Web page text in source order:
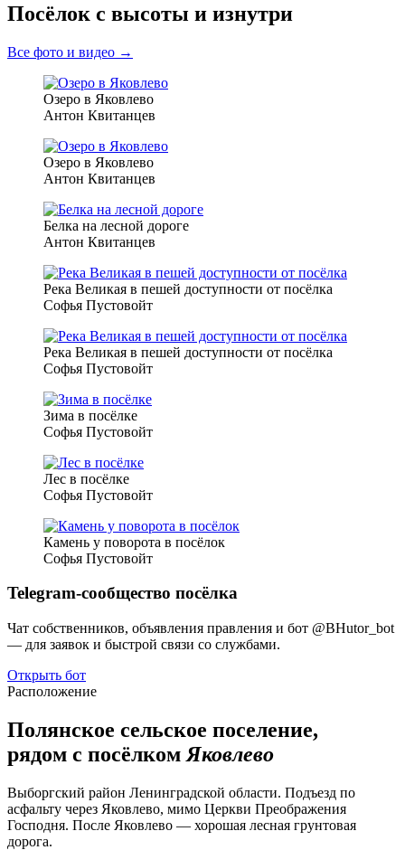
Посёлок с высоты и изнутри
Все фото и видео →
Озеро в Яковлево
Антон Квитанцев
Озеро в Яковлево
Антон Квитанцев
Белка на лесной дороге
Антон Квитанцев
Река Великая в пешей доступности от посёлка
Софья Пустовойт
Река Великая в пешей доступности от посёлка
Софья Пустовойт
Зима в посёлке
Софья Пустовойт
Лес в посёлке
Софья Пустовойт
Камень у поворота в посёлок
Софья Пустовойт
Telegram-сообщество посёлка
Чат собственников, объявления правления и бот @BHutor_bot
— для заявок и быстрой связи со службами.
Открыть бот
Расположение
Полянское сельское поселение,
рядом с посёлком Яковлево
Выборгский район Ленинградской области. Подъезд по
асфальту через Яковлево, мимо Церкви Преображения
Господня. После Яковлево — хорошая лесная грунтовая
дорога.